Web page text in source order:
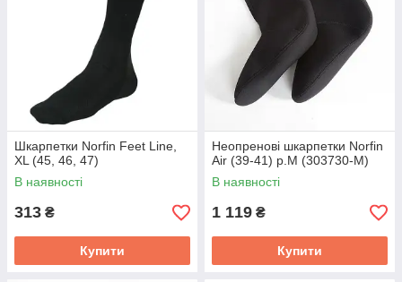
Шкарпетки Norfin Feet Line,
XL (45, 46, 47)
В наявності
313 ₴
Купити
Неопренові шкарпетки Norfin
Air (39-41) р.M (303730-M)
В наявності
1 119 ₴
Купити